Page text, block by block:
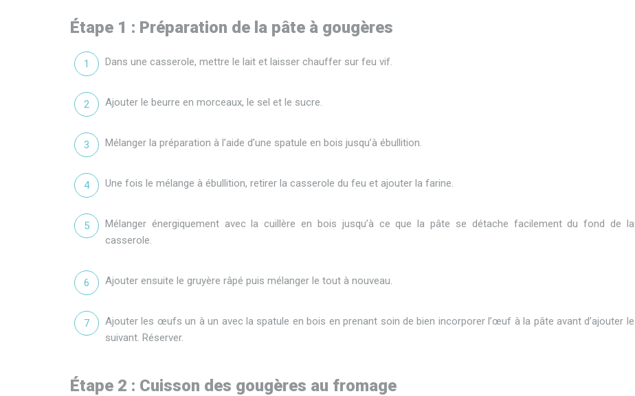
Étape 1 : Préparation de la pâte à gougères
Dans une casserole, mettre le lait et laisser chauffer sur feu vif.
Ajouter le beurre en morceaux, le sel et le sucre.
Mélanger la préparation à l’aide d’une spatule en bois jusqu’à ébullition.
Une fois le mélange à ébullition, retirer la casserole du feu et ajouter la farine.
Mélanger énergiquement avec la cuillère en bois jusqu’à ce que la pâte se détache facilement du fond de la
casserole.
Ajouter ensuite le gruyère râpé puis mélanger le tout à nouveau.
Ajouter les œufs un à un avec la spatule en bois en prenant soin de bien incorporer l’œuf à la pâte avant d’ajouter le
suivant. Réserver.
Étape 2 : Cuisson des gougères au fromage